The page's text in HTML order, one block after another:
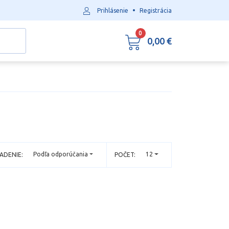
POČET: 12
Podľa odporúčania
Prihlásenie • Registrácia
0
0,00 €